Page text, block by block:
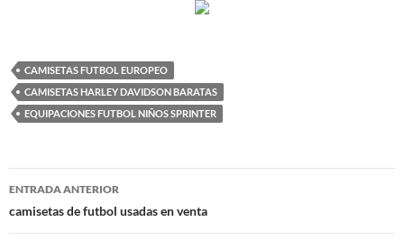
CAMISETAS FUTBOL EUROPEO
CAMISETAS HARLEY DAVIDSON BARATAS
EQUIPACIONES FUTBOL NIÑOS SPRINTER
Navegación
de
ENTRADA ANTERIOR
camisetas de futbol usadas en venta